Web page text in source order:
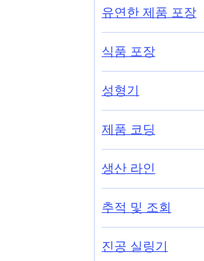
유연한 제품 포장
식품 포장
성형기
제품 코딩
생산 라인
추적 및 조회
진공 실링기